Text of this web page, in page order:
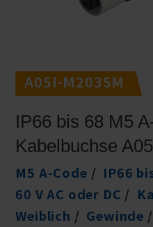
A05I-M203SM
IP66 bis 68 M5
Kabelbuchse
M5 A-Code IP66
60 V AC oder DC
Weiblich
Gewinde